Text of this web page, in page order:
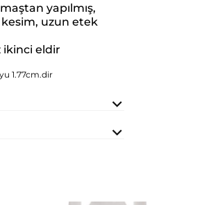
yapılmış,
uzun etek
eldir
1.77cm.dir